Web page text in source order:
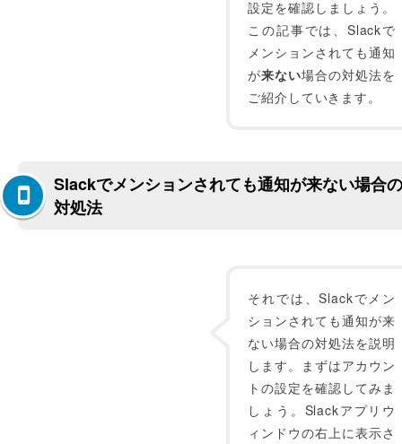
設定を確認しましょう。
この記事では、Slackで
メンションされても通知
が来ない場合の対処法を
ご紹介していきます。
Slackでメンションされても通知が来ない場合の
対処法
それでは、Slackでメン
ションされても通知が来
ない場合の対処法を説明
します。まずはアカウン
トの設定を確認してみま
しょう。Slackアプリウ
ィンドウの右上に表示さ